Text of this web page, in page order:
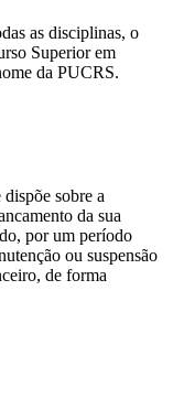
as disciplinas, o
Superior em
da PUCRS.
sobre a
da sua
por um período
ou suspensão
de forma